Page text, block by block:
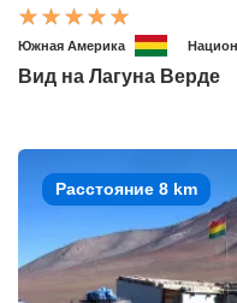
Южная Америка
Вид на Лагуна Верде
Расстояние 8 km